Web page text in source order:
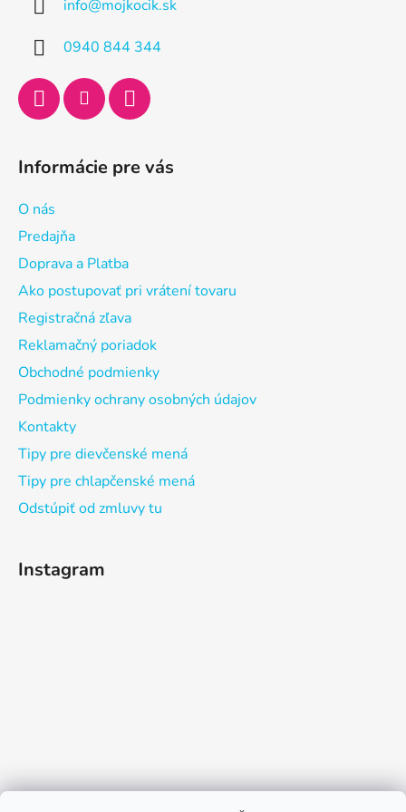
info@mojkocik.sk
0940 844 344
Informácie pre vás
O nás
Predajňa
Doprava a Platba
Ako postupovať pri vrátení tovaru
Registračná zľava
Reklamačný poriadok
Obchodné podmienky
Podmienky ochrany osobných údajov
Kontakty
Tipy pre dievčenské mená
Tipy pre chlapčenské mená
Odstúpiť od zmluvy tu
Instagram